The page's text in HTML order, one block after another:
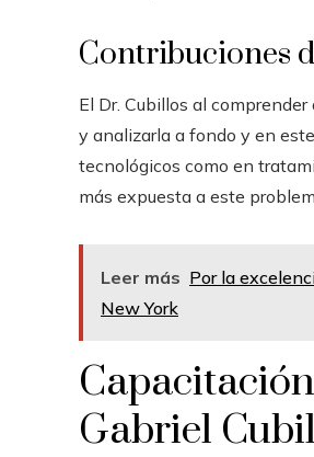
Contribuciones
El Dr. Cubillos al
y analizarla a fondo y en
tecnológicos como en
más expuesta a este
Leer más Por la
New York
Gabriel